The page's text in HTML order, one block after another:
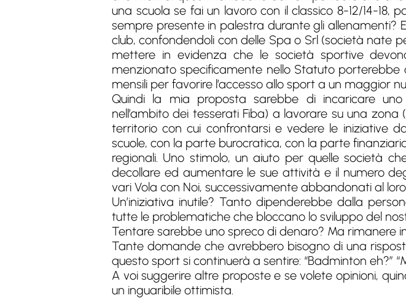
una scuola se fai un lavoro con il classico 8-12/14-18,
sempre presente in palestra durante gli allenamenti?
club, confondendoli con delle Spa o Srl (società nate
mettere in evidenza che le società sportive
menzionato specificamente nello Statuto
mensili per favorire l’accesso allo sport a un maggior
Quindi la mia proposta sarebbe di incaricare
nell’ambito dei tesserati Fiba) a lavorare su una
territorio con cui confrontarsi e vedere le iniziative
scuole, con la parte burocratica, con la parte
regionali. Uno stimolo, un aiuto per quelle società
decollare ed aumentare le sue attività e il numero
vari Vola con Noi, successivamente abbandonati al
Un’iniziativa inutile? Tanto dipenderebbe dalla
tutte le problematiche che bloccano lo sviluppo del
Tentare sarebbe uno spreco di denaro? Ma rimanere
Tante domande che avrebbero bisogno di una
questo sport si continuerà a sentire: “Badminton eh?”
A voi suggerire altre proposte e se volete opinioni,
un inguaribile ottimista.